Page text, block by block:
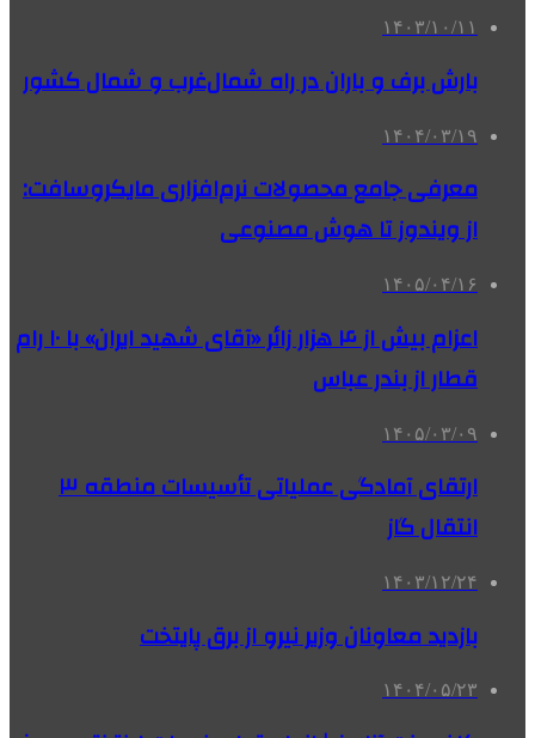
۱۴۰۳/۱۰/۱۱
بارش برف و باران در راه شمال‌غرب و شمال کشور
۱۴۰۴/۰۳/۱۹
معرفی جامع محصولات نرم‌افزاری مایکروسافت:
از ویندوز تا هوش مصنوعی
۱۴۰۵/۰۴/۱۶
اعزام بیش از ۴ هزار زائر «آقای شهید ایران» با ۱۰ رام
قطار از بندر عباس
۱۴۰۵/۰۳/۰۹
ارتقای آمادگی عملیاتی تأسیسات منطقه ۳
انتقال گاز
۱۴۰۳/۱۲/۲۴
بازدید معاونان وزیر نیرو از برق پایتخت
۱۴۰۴/۰۵/۲۳